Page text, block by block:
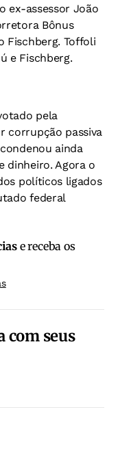
ex-assessor João
Bônus
Fischberg. Toffoli
e Fischberg.
pela
corrupção passiva
ainda
dinheiro. Agora o
políticos ligados
federal
e receba os
com seus